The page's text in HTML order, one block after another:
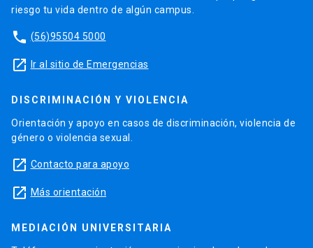
riesgo tu vida dentro de algún campus.
phone (56)95504 5000
launch Ir al sitio de Emergencias
DISCRIMINACIÓN Y VIOLENCIA
Orientación y apoyo en casos de discriminación, violencia de
género o violencia sexual.
launch Contacto para apoyo
launch Más orientación
MEDIACIÓN UNIVERSITARIA